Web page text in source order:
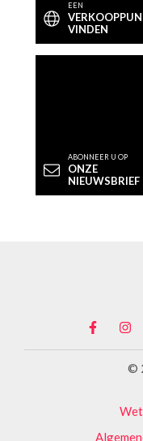
EEN
VINDEN
ABONNEER U OP
ONZE
NIEUWSBRIEF
©